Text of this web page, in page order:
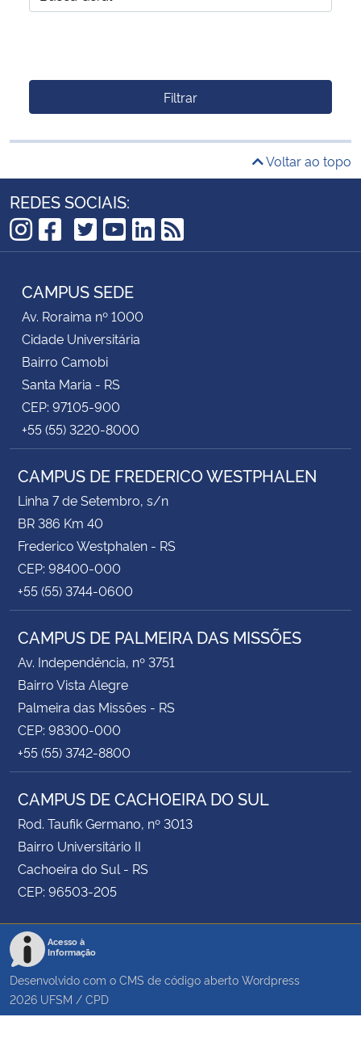
Filtrar
Voltar ao topo
REDES SOCIAIS:
Instagram
Facebook
TikTok
Twitter
YouTube
LinkedIn
RSS
CAMPUS SEDE
Av. Roraima nº 1000
Cidade Universitária
Bairro Camobi
Santa Maria - RS
CEP: 97105-900
+55 (55) 3220-8000
CAMPUS DE FREDERICO WESTPHALEN
Linha 7 de Setembro, s/n
BR 386 Km 40
Frederico Westphalen - RS
CEP: 98400-000
+55 (55) 3744-0600
CAMPUS DE PALMEIRA DAS MISSÕES
Av. Independência, nº 3751
Bairro Vista Alegre
Palmeira das Missões - RS
CEP: 98300-000
+55 (55) 3742-8800
CAMPUS DE CACHOEIRA DO SUL
Rod. Taufik Germano, nº 3013
Bairro Universitário II
Cachoeira do Sul - RS
CEP: 96503-205
Acesso à
Informação
Desenvolvido com o CMS de código aberto Wordpress
2026 UFSM / CPD